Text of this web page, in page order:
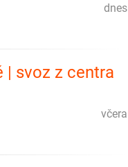
dnes
| svoz z centra
včera